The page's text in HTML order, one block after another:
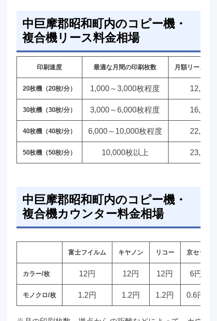
中巨摩郡昭和町内のコピー機・
複合機リース料金相場
印刷速度 最適な月間の印刷枚数 月額リース料
20枚機（20枚/分） 1,000～3,000枚程度 12,000
30枚機（30枚/分） 3,000～6,000枚程度 16,000
40枚機（40枚/分） 6,000～10,000枚程度 22,000
50枚機（50枚/分） 10,000枚以上 23,000
中巨摩郡昭和町内のコピー機・
複合機カウンター料金相場
富士フイルム キヤノン リコー 京セラ
カラー/枚 12円 12円 12円 6円
モノクロ/枚 1.2円 1.2円 1.2円 0.6円